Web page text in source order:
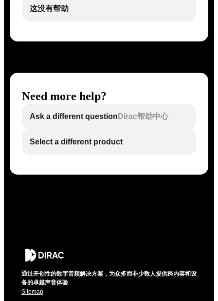
这没有帮助
Need more help?
Ask a different question Dirac帮助中心
Select a different product
通过开创性的数字音频解决方案，为众多而非少数人提供跨内容和设
备的卓越声音体验
Sitemap